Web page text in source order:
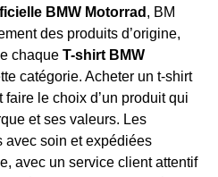
BMW Motorrad , BM
des produits d’origine,
chaque T-shirt BMW
catégorie. Acheter un t-shirt
faire le choix d’un produit qui
et ses valeurs. Les
avec soin et expédiées
avec un service client attentif